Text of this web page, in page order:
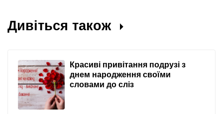
Дивіться також
Красиві привітання подрузі з
днем народження своїми
словами до сліз